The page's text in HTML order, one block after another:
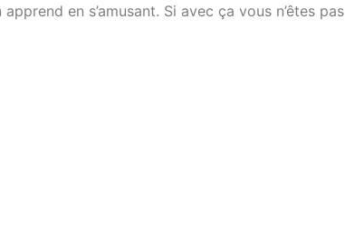
en s’amusant. Si avec ça vous n’êtes pas